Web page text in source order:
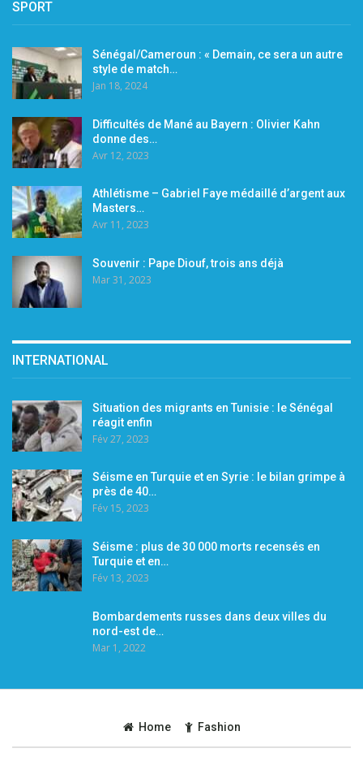
SPORT
Sénégal/Cameroun : « Demain, ce sera un autre
style de match…
Jan 18, 2024
Difficultés de Mané au Bayern : Olivier Kahn
donne des…
Avr 12, 2023
Athlétisme – Gabriel Faye médaillé d’argent aux
Masters…
Avr 11, 2023
Souvenir : Pape Diouf, trois ans déjà
Mar 31, 2023
INTERNATIONAL
Situation des migrants en Tunisie : le Sénégal
réagit enfin
Fév 27, 2023
Séisme en Turquie et en Syrie : le bilan grimpe à
près de 40…
Fév 15, 2023
Séisme : plus de 30 000 morts recensés en
Turquie et en…
Fév 13, 2023
Bombardements russes dans deux villes du
nord-est de…
Mar 1, 2022
Home Fashion